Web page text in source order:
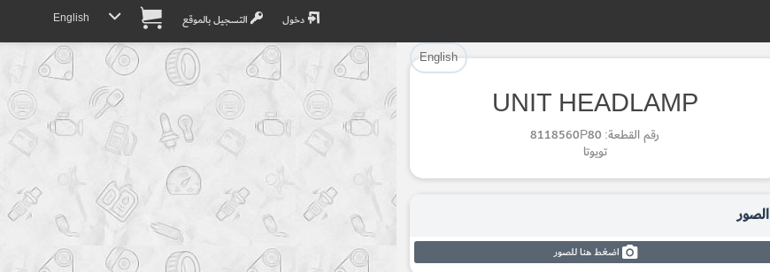
دخول التسجيل بالموقع English
English
UNIT HEADLAMP
رقم القطعة: 8118560P80
تويوتا
الصور
اضغط هنا للصور
تم إضافة القطعة بنجاح.
Part Successfully Selected
Return to Search Page
تم إضافة القطعة للسلة بنجاح.
Part Added to Cart
Checkout